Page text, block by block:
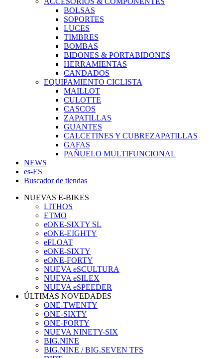
BOLSAS
SOPORTES
LUCES
TIMBRES
BOMBAS
BIDONES & PORTABIDONES
HERRAMIENTAS
CANDADOS
EQUIPAMIENTO CICLISTA
MAILLOT
CULOTTE
CASCOS
ZAPATILLAS
GUANTES
CALCETINES Y CUBREZAPATILLAS
GAFAS
PAÑUELO MULTIFUNCIONAL
NEWS
es-ES
Buscador de tiendas
NUEVAS E-BIKES
LITHOS
ETMO
eONE-SIXTY SL
eONE-EIGHTY
eFLOAT
eONE-SIXTY
eONE-FORTY
NUEVA eSCULTURA
NUEVA eSILEX
NUEVA eSPEEDER
ÚLTIMAS NOVEDADES
ONE-TWENTY
ONE-SIXTY
ONE-FORTY
NUEVA NINETY-SIX
BIG.NINE
BIG.NINE / BIG.SEVEN TFS